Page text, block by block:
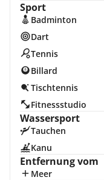
Sport
Badminton
Dart
Tennis
Billard
Tischtennis
Fitnessstudio
Wassersport
Tauchen
Kanu
Entfernung vom
Meer